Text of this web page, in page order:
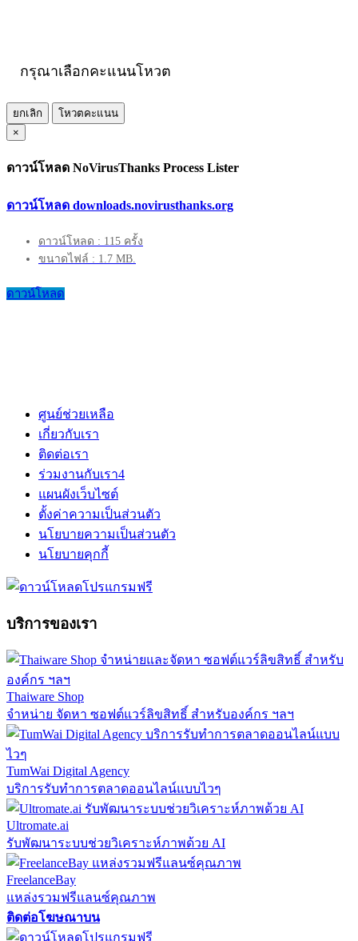
กรุณาเลือกคะแนนโหวต
ยกเลิก
โหวตคะแนน
×
ดาวน์โหลด NoVirusThanks Process Lister
ดาวน์โหลด downloads.novirusthanks.org
ดาวน์โหลด : 115 ครั้ง
ขนาดไฟล์ : 1.7 MB.
ดาวน์โหลด
ศูนย์ช่วยเหลือ
เกี่ยวกับเรา
ติดต่อเรา
ร่วมงานกับเรา4
แผนผังเว็บไซต์
ตั้งค่าความเป็นส่วนตัว
นโยบายความเป็นส่วนตัว
นโยบายคุกกี้
บริการของเรา
Thaiware Shop
จำหน่าย จัดหา ซอฟต์แวร์ลิขสิทธิ์ สำหรับองค์กร ฯลฯ
TumWai Digital Agency
บริการรับทำการตลาดออนไลน์แบบไวๆ
Ultromate.ai
รับพัฒนาระบบช่วยวิเคราะห์ภาพด้วย AI
FreelanceBay
แหล่งรวมฟรีแลนซ์คุณภาพ
ติดต่อโฆษณาบน